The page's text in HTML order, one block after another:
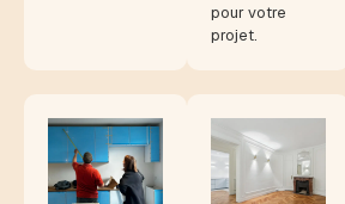
pour votre
projet.